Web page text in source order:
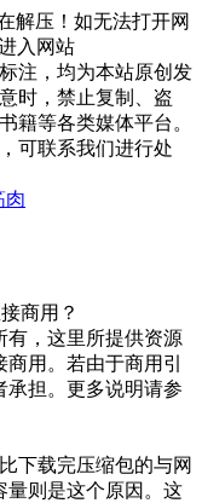
解压！如无法打开网
入网站
注，均为本站原创发
时，禁止复制、盗
籍等各类媒体平台。
可联系我们进行处
肉
商用？
有，这里所提供资源
用。若由于商用引
承担。更多说明请参
下载完压缩包的与网
量则是这个原因。这